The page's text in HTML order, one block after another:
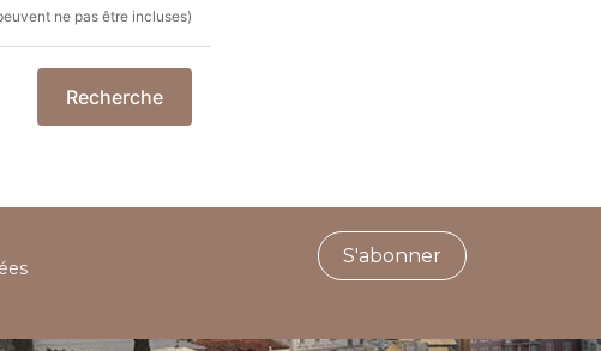
ne pas être incluses)
Recherche
S'abonner